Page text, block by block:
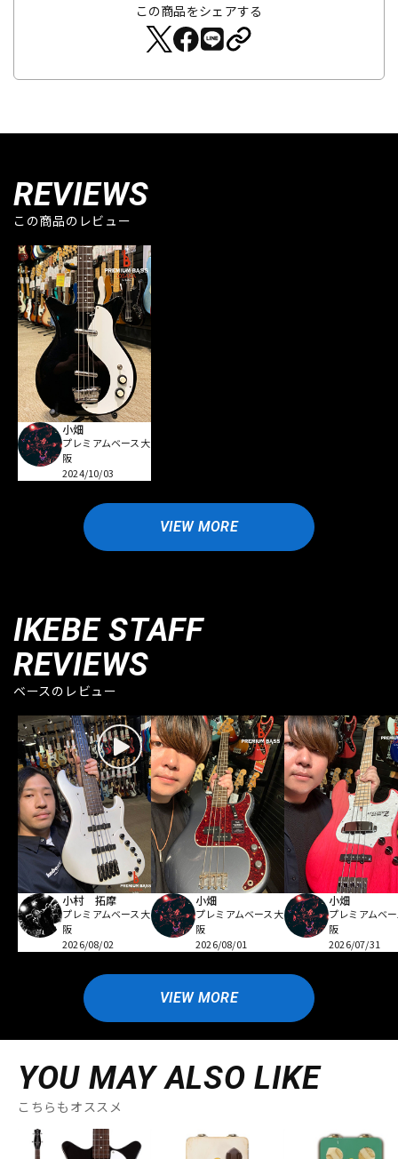
この商品をシェアする
REVIEWS
この商品のレビュー
小畑
プレミアムベース大
阪
2024/10/03
VIEW MORE
IKEBE STAFF
REVIEWS
ベースのレビュー
小村 拓摩
プレミアムベース大
阪
2026/08/02
小畑
プレミアムベース大
阪
2026/08/01
小畑
プレミアムベ
阪
2026/07/31
VIEW MORE
YOU MAY ALSO LIKE
こちらもオススメ